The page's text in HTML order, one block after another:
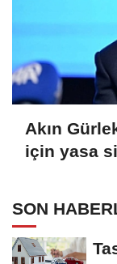
Akın
için yasa
SON